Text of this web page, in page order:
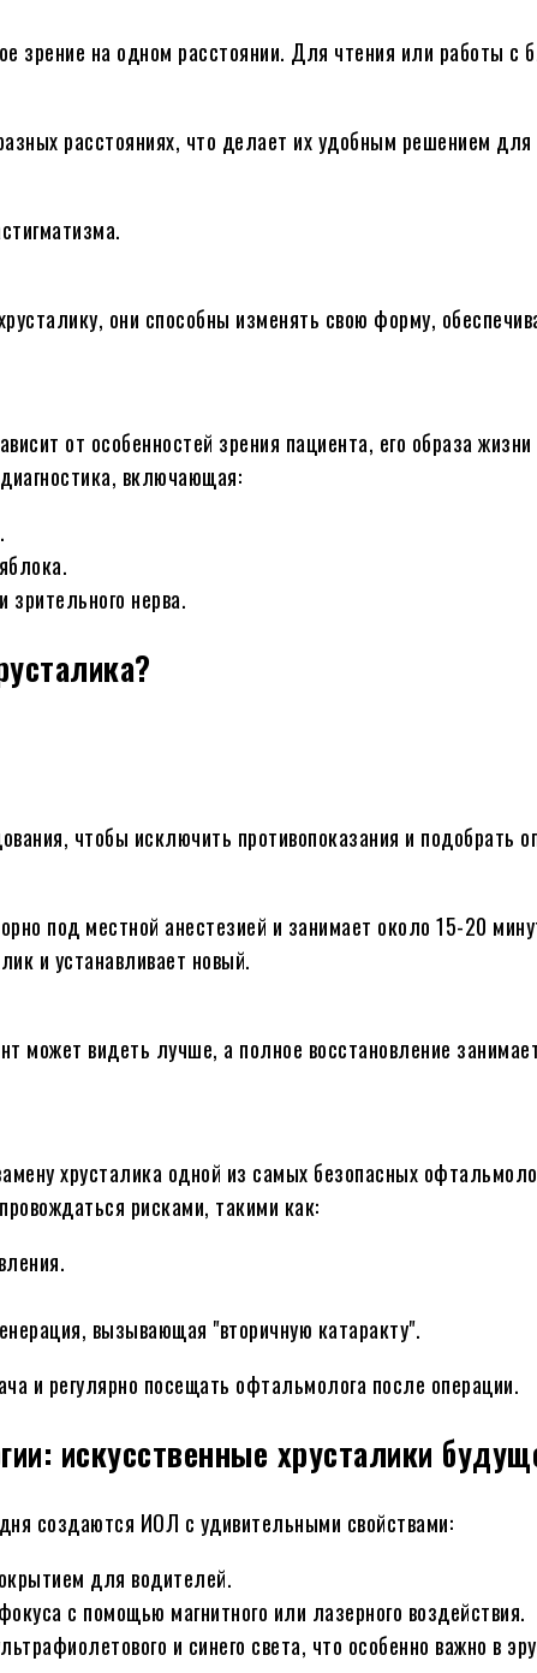
зрение на одном расстоянии. Для чтения или работы с
расстояниях, что делает их удобным решением
они способны изменять свою форму,
от особенностей зрения пациента, его образа
включающая:
зрительного нерва.
чтобы исключить противопоказания и подобрать
под местной анестезией и занимает около 15-20
и устанавливает новый.
может видеть лучше, а полное восстановление
хрусталика одной из самых безопасных
рисками, такими как:
вызывающая "вторичную катаракту".
и регулярно посещать офтальмолога после операции.
искусственные хрусталики
создаются ИОЛ с удивительными свойствами:
для водителей.
с помощью магнитного или лазерного воздействия.
и синего света, что особенно важно в